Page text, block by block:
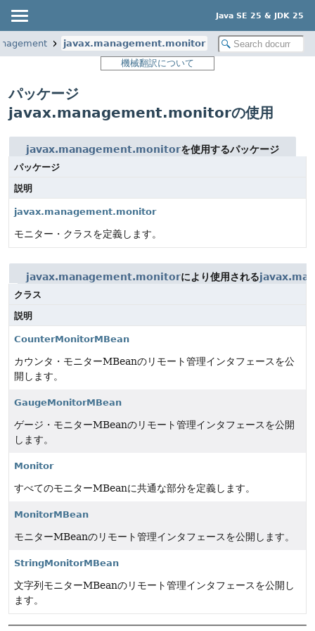
Java SE 25 & JDK 25
javax.management.monitor
機械翻訳について
パッケージ
javax.management.monitorの使用
javax.management.monitorを使用するパッケージ
パッケージ
説明
javax.management.monitor
モニター・クラスを定義します。
javax.management.monitorにより使用される
クラス
説明
CounterMonitorMBean
カウンタ・モニターMBeanのリモート管理インタフェースを公
開します。
GaugeMonitorMBean
ゲージ・モニターMBeanのリモート管理インタフェースを公開
します。
Monitor
すべてのモニターMBeanに共通な部分を定義します。
MonitorMBean
モニターMBeanのリモート管理インタフェースを公開します。
StringMonitorMBean
文字列モニターMBeanのリモート管理インタフェースを公開し
ます。